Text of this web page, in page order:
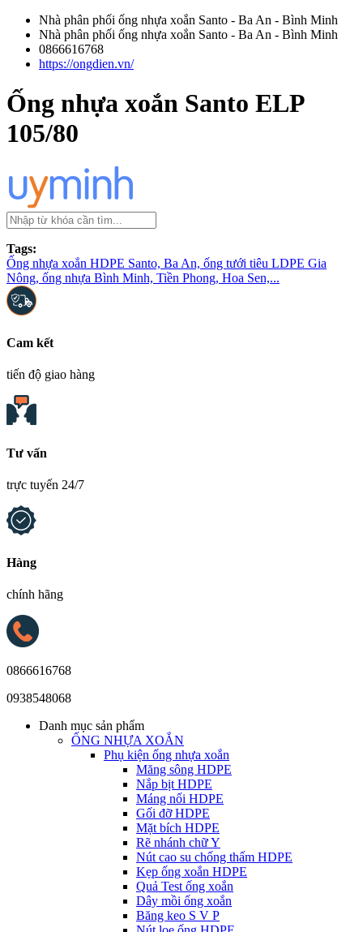
Nhà phân phối ống nhựa xoắn Santo - Ba An - Bình Minh
Nhà phân phối ống nhựa xoắn Santo - Ba An - Bình Minh
0866616768
https://ongdien.vn/
Ống nhựa xoắn Santo ELP
105/80
Tags:
Ống nhựa xoắn HDPE Santo, Ba An, ống tưới tiêu LDPE Gia
Nông, ống nhựa Bình Minh, Tiền Phong, Hoa Sen,...
Cam kết
tiến độ giao hàng
Tư vấn
trực tuyến 24/7
Hàng
chính hãng
0866616768
0938548068
Danh mục sản phẩm
ỐNG NHỰA XOẮN
Phụ kiện ống nhựa xoắn
Măng sông HDPE
Nắp bịt HDPE
Máng nối HDPE
Gối đỡ HDPE
Mặt bích HDPE
Rẽ nhánh chữ Y
Nút cao su chống thấm HDPE
Kẹp ống xoắn HDPE
Quả Test ống xoắn
Dây mồi ống xoắn
Băng keo S V P